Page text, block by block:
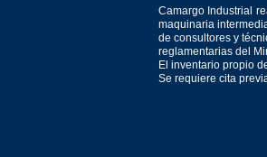
Camargo Industrial
maquinaria
de consultores y
reglamentarias del
El inventario propio
Se requiere cita